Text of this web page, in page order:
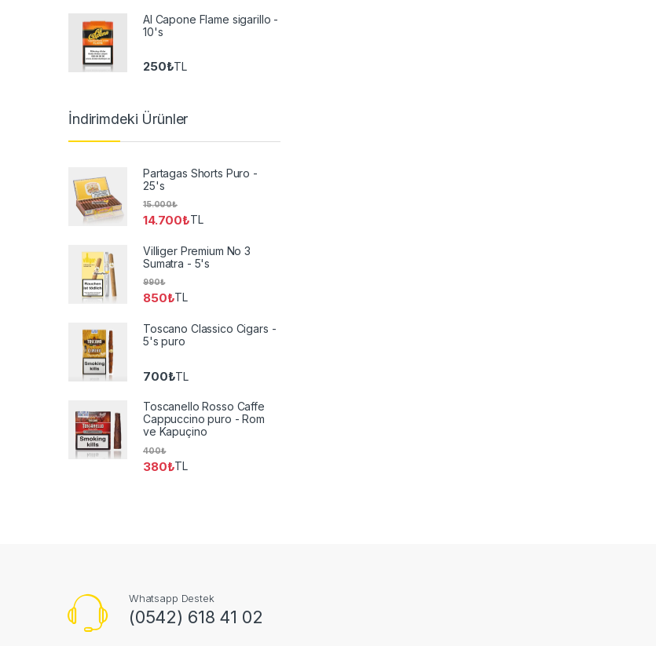
Al Capone Flame sigarillo -
10's
250₺TL
İndirimdeki Ürünler
Partagas Shorts Puro -
25's
14.700₺
15.000₺
TL
Villiger Premium No 3
Sumatra - 5's
850₺
990₺
TL
Toscano Classico Cigars -
5's puro
700₺TL
Toscanello Rosso Caffe
Cappuccino puro - Rom
ve Kapuçino
380₺
400₺
TL
Whatsapp Destek
(0542) 618 41 02